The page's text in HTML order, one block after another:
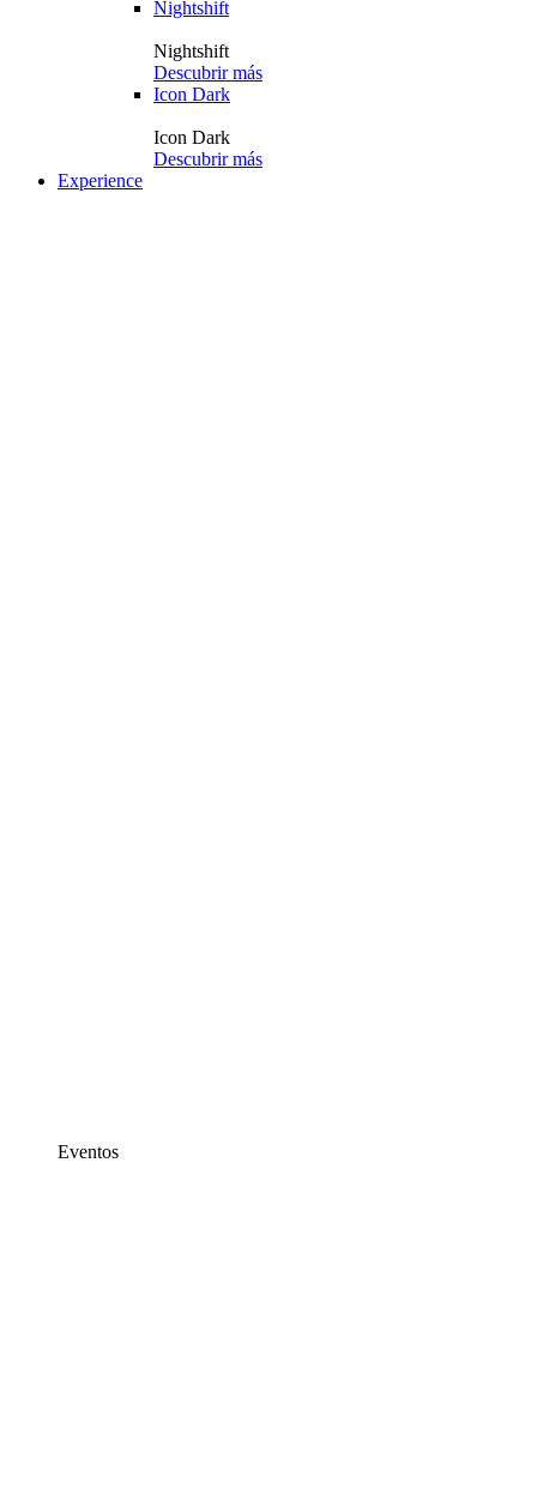
Nightshift
Nightshift
Descubrir más
Icon Dark
Icon Dark
Descubrir más
Experience
Eventos